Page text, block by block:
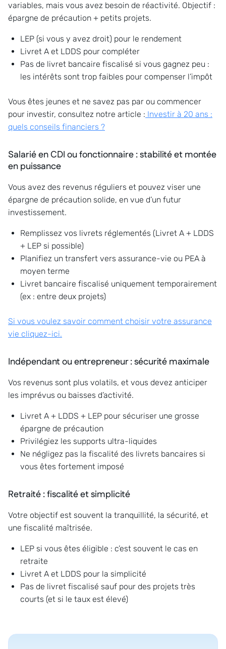
variables, mais vous avez besoin de réactivité. Objectif :
épargne de précaution + petits projets.
LEP (si vous y avez droit) pour le rendement
Livret A et LDDS pour compléter
Pas de livret bancaire fiscalisé si vous gagnez peu :
les intérêts sont trop faibles pour compenser l’impôt
Vous êtes jeunes et ne savez pas par ou commencer
pour investir, consultez notre article : Investir à 20 ans :
quels conseils financiers ?
Salarié en CDI ou fonctionnaire : stabilité et montée
en puissance
Vous avez des revenus réguliers et pouvez viser une
épargne de précaution solide, en vue d’un futur
investissement.
Remplissez vos livrets réglementés (Livret A + LDDS
+ LEP si possible)
Planifiez un transfert vers assurance-vie ou PEA à
moyen terme
Livret bancaire fiscalisé uniquement temporairement
(ex : entre deux projets)
Si vous voulez savoir comment choisir votre assurance
vie cliquez-ici.
Indépendant ou entrepreneur : sécurité maximale
Vos revenus sont plus volatils, et vous devez anticiper
les imprévus ou baisses d’activité.
Livret A + LDDS + LEP pour sécuriser une grosse
épargne de précaution
Privilégiez les supports ultra-liquides
Ne négligez pas la fiscalité des livrets bancaires si
vous êtes fortement imposé
Retraité : fiscalité et simplicité
Votre objectif est souvent la tranquillité, la sécurité, et
une fiscalité maîtrisée.
LEP si vous êtes éligible : c’est souvent le cas en
retraite
Livret A et LDDS pour la simplicité
Pas de livret fiscalisé sauf pour des projets très
courts (et si le taux est élevé)